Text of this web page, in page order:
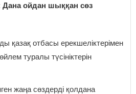
ойдан шыққан сөз
қазақ отбасы ерекшеліктерімен
туралы түсініктерін
жаңа сөздерді қолдана